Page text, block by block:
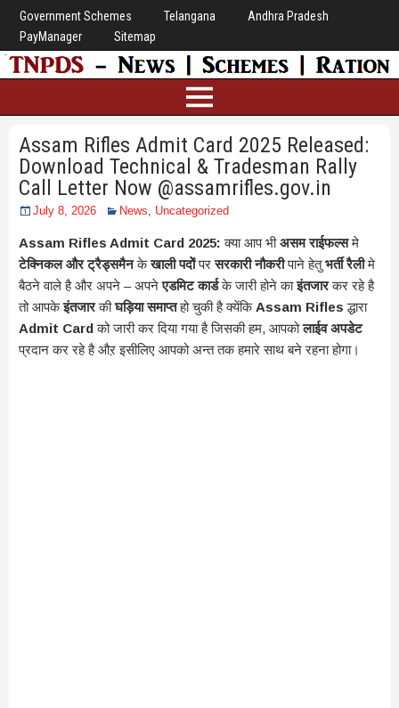
Government Schemes Telangana
Andhra Pradesh
PayManager
Sitemap
Assam Rifles Admit Card 2025 Released:
Download Technical & Tradesman Rally
Call Letter Now @assamrifles.gov.in
July 8, 2026 News Uncategorized
Assam Rifles Admit Card 2025: क्या आप भीअसम राईफल्समे
टेक्निकल और ट्रैड्समैनकेखाली पदोेंपरसरकारी नौकरीपाने हेतुभर्ती रैलीमे
बैठने वाले है और अपने – अपनेएडमिट कार्डके जारी होने काइंतजारकर रहे है
तो आपकेइंतजारकीघड़िया समाप्तहो चुकी है क्येंकि Assam Riflesद्धारा
Admit Cardको जारी कर दिया गया है जिसकी हम, आपकोलाईव अपडेट
प्रदान कर रहे है औऱ इसीलिए आपको अन्त तक हमारे साथ बने रहना होगा।